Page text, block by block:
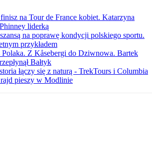
na Tour de France kobiet. Katarzyna
liderką
na poprawę kondycji polskiego sportu.
przykładem
Polaka. Z Kåsebergi do Dziwnowa. Bartek
Bałtyk
łączy się z naturą - TrekTours i Columbia
rajd pieszy w Modlinie